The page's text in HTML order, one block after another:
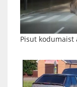
Pisut kodumaist